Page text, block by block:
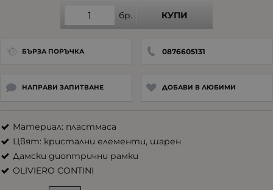
бр. КУПИ
БЪРЗА ПОРЪЧКА 0876605131
НАПРАВИ ЗАПИТВАНЕ ДОБАВИ В ЛЮБИМИ
Материал: пластмаса
Цвят: кристални елементи, шарен
Дамски диоптрични рамки
OLIVIERO CONTINI